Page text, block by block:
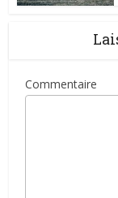
Commentaire